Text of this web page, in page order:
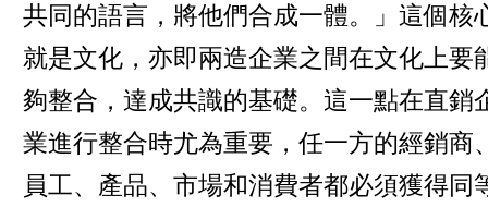
共同的語言，將他們合成一體。」這個核
就是文化，亦即兩造企業之間在文化上要
夠整合，達成共識的基礎。這一點在直銷
業進行整合時尤為重要，任一方的經銷商
員工、產品、市場和消費者都必須獲得同